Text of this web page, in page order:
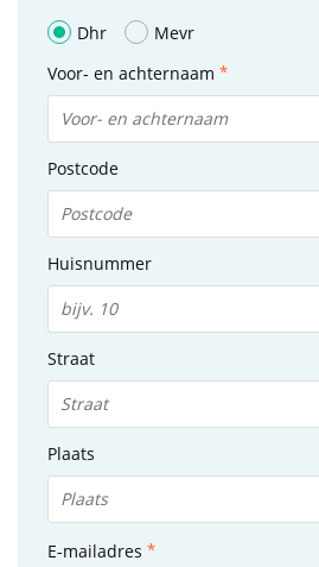
Dhr
Mevr
Voor- en achternaam
Postcode
Huisnummer
Straat
Plaats
E-mailadres